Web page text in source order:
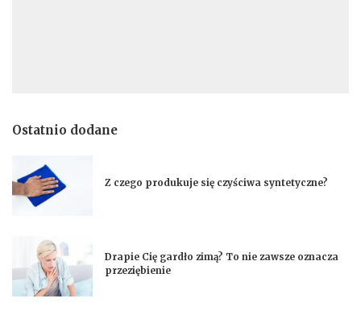
Ostatnio dodane
Z czego produkuje się czyściwa syntetyczne?
Drapie Cię gardło zimą? To nie zawsze oznacza
przeziębienie